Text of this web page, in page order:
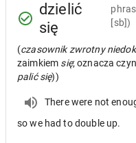
dzielić
się
[sb])
(czasownik zwrotny
zaimkiem się; oznacza
palić się))
There were not
so we had to double up.